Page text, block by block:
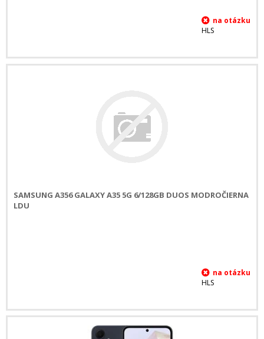
HLS
SAMSUNG A356 GALAXY A35 5G 6/128GB DUOS MODROČIERNA
LDU
HLS